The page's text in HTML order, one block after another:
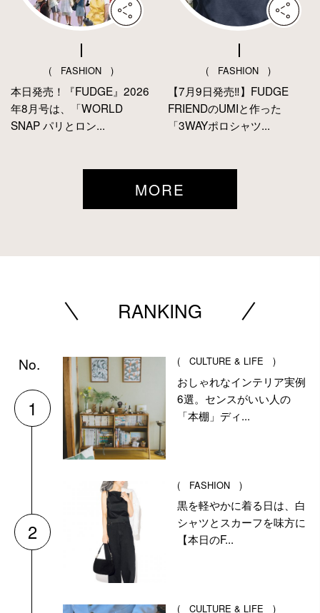
( FASHION )
本日発売！『FUDGE』2026
年8月号は、「WORLD
SNAP パリとロン...
( FASHION )
【7月9日発売‼︎】FUDGE
FRIENDのUMIと作った
「3WAYポロシャツ...
MORE
RANKING
1
( CULTURE & LIFE )
おしゃれなインテリア実例
6選。センスがいい人の
「本棚」ディ...
2
( FASHION )
黒を軽やかに着る日は、白
シャツとスカーフを味方に
【本日のF...
( CULTURE & LIFE )